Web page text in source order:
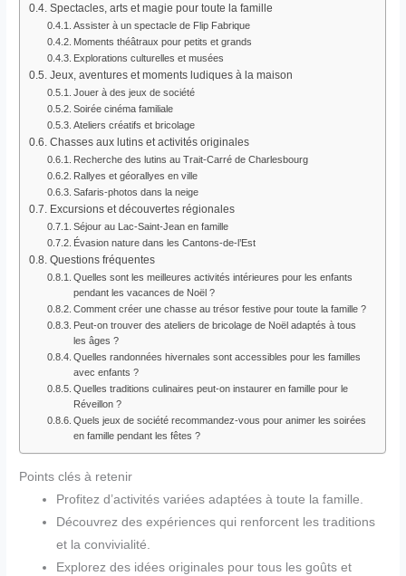
Spectacles, arts et magie pour toute la famille
Assister à un spectacle de Flip Fabrique
Moments théâtraux pour petits et grands
Explorations culturelles et musées
Jeux, aventures et moments ludiques à la maison
Jouer à des jeux de société
Soirée cinéma familiale
Ateliers créatifs et bricolage
Chasses aux lutins et activités originales
Recherche des lutins au Trait-Carré de Charlesbourg
Rallyes et géorallyes en ville
Safaris-photos dans la neige
Excursions et découvertes régionales
Séjour au Lac-Saint-Jean en famille
Évasion nature dans les Cantons-de-l’Est
Questions fréquentes
Quelles sont les meilleures activités intérieures pour les enfants
pendant les vacances de Noël ?
Comment créer une chasse au trésor festive pour toute la famille ?
Peut-on trouver des ateliers de bricolage de Noël adaptés à tous
les âges ?
Quelles randonnées hivernales sont accessibles pour les familles
avec enfants ?
Quelles traditions culinaires peut-on instaurer en famille pour le
Réveillon ?
Quels jeux de société recommandez-vous pour animer les soirées
en famille pendant les fêtes ?
Points clés à retenir
Profitez d’activités variées adaptées à toute la famille.
Découvrez des expériences qui renforcent les traditions
et la convivialité.
Explorez des idées originales pour tous les goûts et